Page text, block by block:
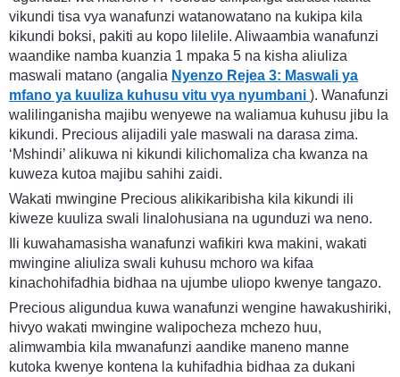
vikundi tisa vya wanafunzi watanowatano na kukipa kila
kikundi boksi, pakiti au kopo lilelile. Aliwaambia wanafunzi
waandike namba kuanzia 1 mpaka 5 na kisha aliuliza
maswali matano (angalia Nyenzo Rejea 3: Maswali ya
mfano ya kuuliza kuhusu vitu vya nyumbani ). Wanafunzi
walilinganisha majibu wenyewe na waliamua kuhusu jibu la
kikundi. Precious alijadili yale maswali na darasa zima.
‘Mshindi’ alikuwa ni kikundi kilichomaliza cha kwanza na
kuweza kutoa majibu sahihi zaidi.
Wakati mwingine Precious alikikaribisha kila kikundi ili
kiweze kuuliza swali linalohusiana na ugunduzi wa neno.
Ili kuwahamasisha wanafunzi wafikiri kwa makini, wakati
mwingine aliuliza swali kuhusu mchoro wa kifaa
kinachohifadhia bidhaa na ujumbe uliopo kwenye tangazo.
Precious aligundua kuwa wanafunzi wengine hawakushiriki,
hivyo wakati mwingine walipocheza mchezo huu,
alimwambia kila mwanafunzi aandike maneno manne
kutoka kwenye kontena la kuhifadhia bidhaa za dukani